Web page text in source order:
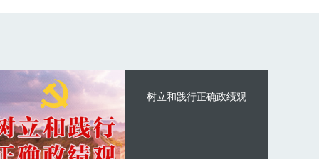
树立和践行正确政绩观